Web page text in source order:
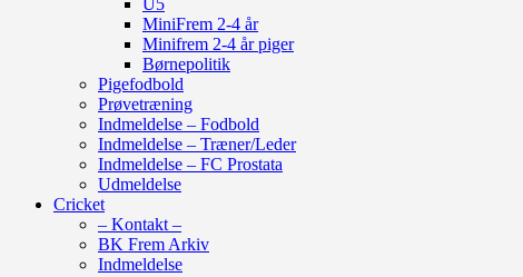
MiniFrem 2-4 år
Minifrem 2-4 år piger
Børnepolitik
Pigefodbold
Prøvetræning
Indmeldelse – Fodbold
Indmeldelse – Træner/Leder
Indmeldelse – FC Prostata
Udmeldelse
Cricket
– Kontakt –
BK Frem Arkiv
Indmeldelse